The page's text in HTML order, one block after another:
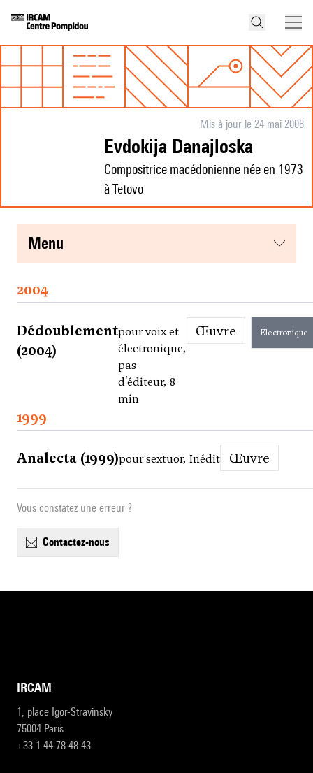
Mis à jour le 24 mai 2006
Evdokija Danajloska
Compositrice macédonienne née en 1973
à Tetovo
menu
2004
Dédoublement
(2004)
pour voix et
électronique,
pas
d'éditeur, 8
min
Œuvre Électronique
1999
Analecta (1999)pour sextuor, Inédit Œuvre
Vous constatez une erreur ?
contactez-nous
IRCAM
1, place Igor-Stravinsky
75004 Paris
+33 1 44 78 48 43